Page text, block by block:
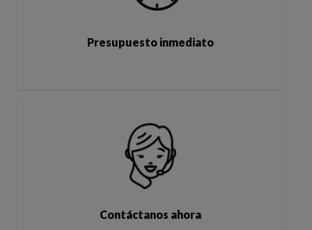
Presupuesto inmediato
Contáctanos ahora